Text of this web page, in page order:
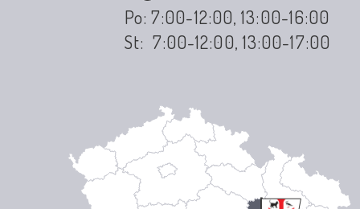
Po: 7:00-12:00, 13:00-16:00
St: 7:00-12:00, 13:00-17:00